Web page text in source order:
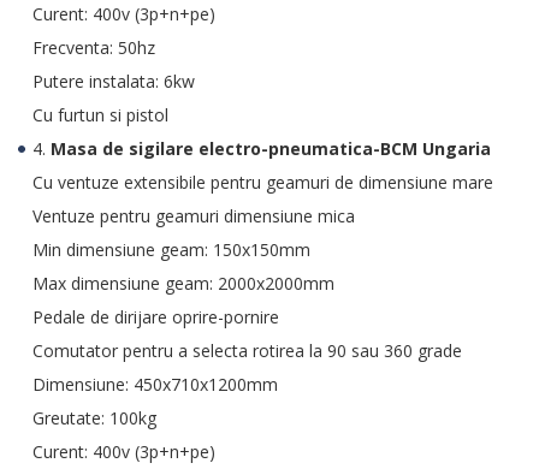
Curent: 400v (3p+n+pe)
Frecventa: 50hz
Putere instalata: 6kw
Cu furtun si pistol
4. Masa de sigilare electro-pneumatica-BCM Ungaria
Cu ventuze extensibile pentru geamuri de dimensiune mare
Ventuze pentru geamuri dimensiune mica
Min dimensiune geam: 150x150mm
Max dimensiune geam: 2000x2000mm
Pedale de dirijare oprire-pornire
Comutator pentru a selecta rotirea la 90 sau 360 grade
Dimensiune: 450x710x1200mm
Greutate: 100kg
Curent: 400v (3p+n+pe)